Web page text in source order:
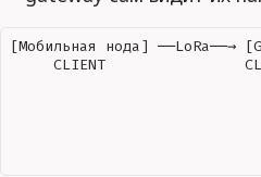
[Мобильная нода] ──LoRa──→
CLIENT